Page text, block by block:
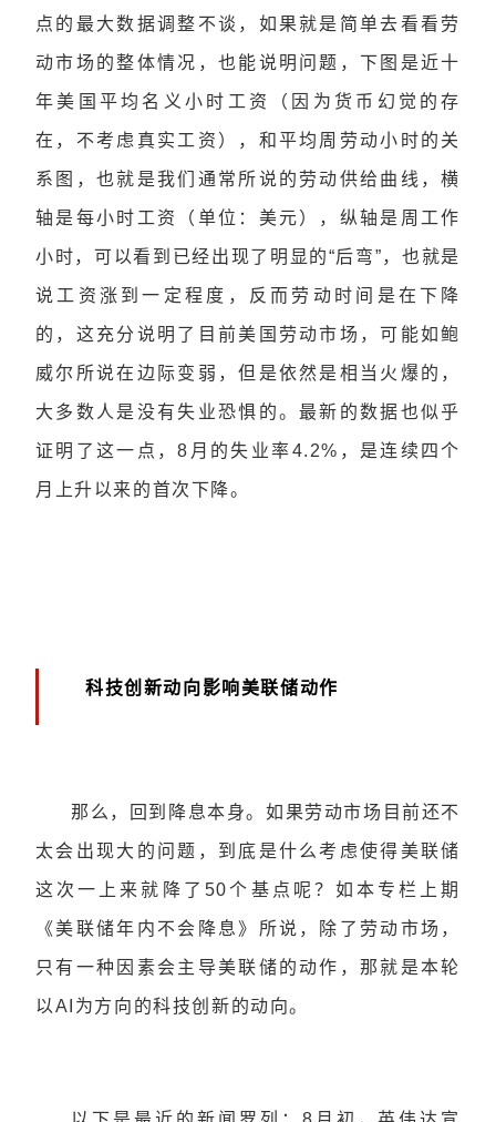
点的最大数据调整不谈，如果就是简单去看看劳
动市场的整体情况，也能说明问题，下图是近十
年美国平均名义小时工资（因为货币幻觉的存
在，不考虑真实工资），和平均周劳动小时的关
系图，也就是我们通常所说的劳动供给曲线，横
轴是每小时工资（单位：美元），纵轴是周工作
小时，可以看到已经出现了明显的“后弯”，也就是
说工资涨到一定程度，反而劳动时间是在下降
的，这充分说明了目前美国劳动市场，可能如鲍
威尔所说在边际变弱，但是依然是相当火爆的，
大多数人是没有失业恐惧的。最新的数据也似乎
证明了这一点，8月的失业率4.2%，是连续四个
月上升以来的首次下降。
科技创新动向影响美联储动作
那么，回到降息本身。如果劳动市场目前还不
太会出现大的问题，到底是什么考虑使得美联储
这次一上来就降了50个基点呢？如本专栏上期
《美联储年内不会降息》所说，除了劳动市场，
只有一种因素会主导美联储的动作，那就是本轮
以AI为方向的科技创新的动向。